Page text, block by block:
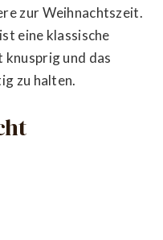
zur Weihnachtszeit.
eine klassische
und das
zu halten.